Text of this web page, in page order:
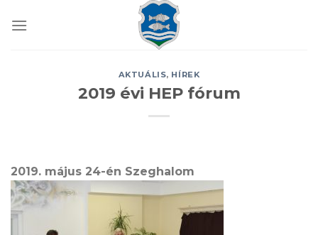
AKTUÁLIS, HÍREK
2019 évi HEP fórum
2019. május 24-én Szeghalom